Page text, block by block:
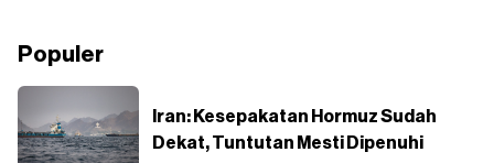
Populer
Iran: Kesepakatan Hormuz Sudah
Dekat, Tuntutan Mesti Dipenuhi